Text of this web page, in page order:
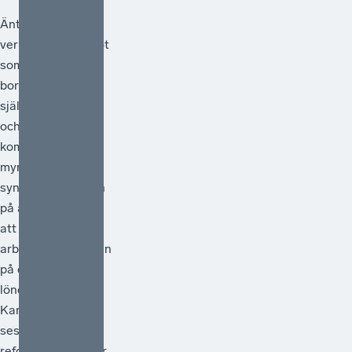
Äntligen blir det
verklighet av något
som egentligen
borde vara en
självklarhet. Från
och med 1 juli
kommer statliga
myndigheter
synliggöra skatten
på arbete genom
att redovisa
arbetsgivaravgiften
på de anställdas
lönebesked.
Kanske kan detta
ses som en liten